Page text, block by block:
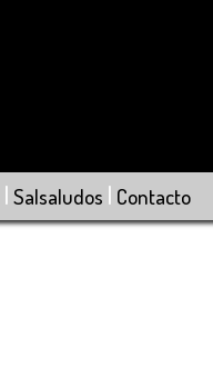
| Salsaludos | Contacto